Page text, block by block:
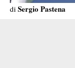
di Sergio Pastena